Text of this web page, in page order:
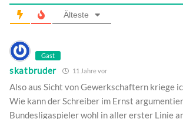
Älteste
Gast
skatbruder 11 Jahre vor
Also aus Sicht von Gewerkschaftern kriege
Wie kann der Schreiber im Ernst
Bundesligaspieler wohl in aller erster Linie